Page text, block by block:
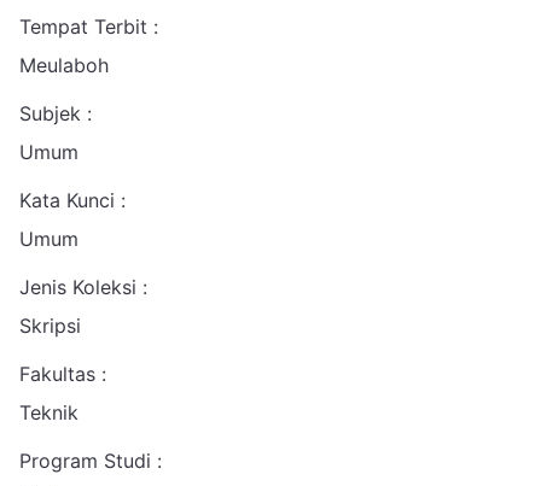
Tempat Terbit :
Meulaboh
Subjek :
Umum
Kata Kunci :
Umum
Jenis Koleksi :
Skripsi
Fakultas :
Teknik
Program Studi :